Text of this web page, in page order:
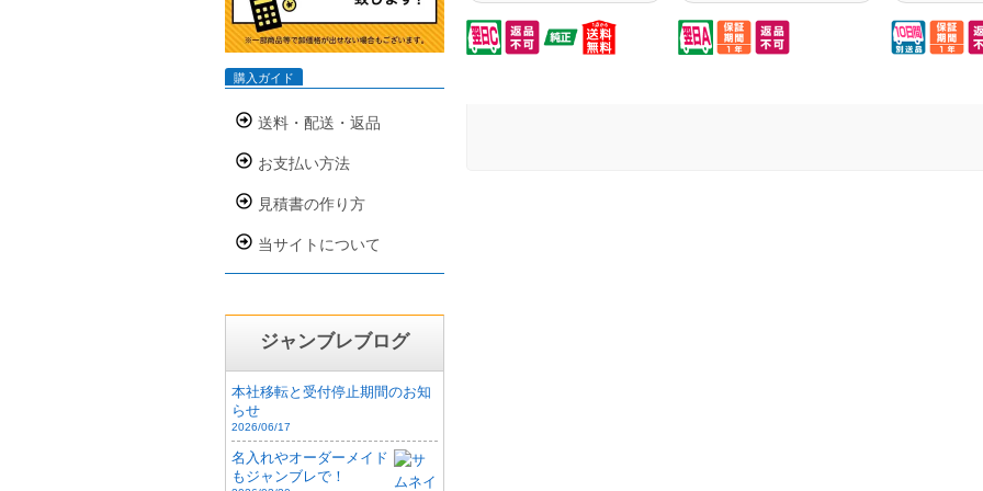
製造メーカーが自社製造し
ているため信頼性が高い製
品です。ご購入時は対応機
ません! リサイクル工場で
使用済みカートリッジにあ
らかじめトナーを充填した
返しするリ
ントナーで
トナーより
購入ガイド
送料・配送・返品
お支払い方法
見積書の作り方
当サイトについて
ジャンブレブログ
本社移転と受付停止期間のお知
らせ
2026/06/17
名入れやオーダーメイド
もジャンブレで！